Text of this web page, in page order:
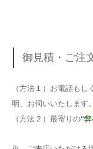
御見積・ご注
（方法１）お電話もし
明、お伺いいたします。
（方法２）最寄りの“